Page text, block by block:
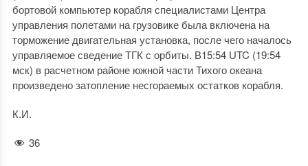
бортовой компьютер корабля специалистами Центра
управления полетами на грузовике была включена на
торможение двигательная установка, после чего началось
управляемое сведение ТГК с орбиты. В15:54 UTC (19:54
мск) в расчетном районе южной части Тихого океана
произведено затопление несгораемых остатков корабля.
К.И.
36